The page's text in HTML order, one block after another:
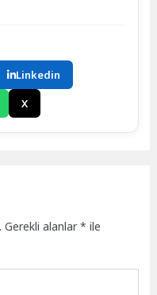
Linkedin
X
Gerekli alanlar* ile